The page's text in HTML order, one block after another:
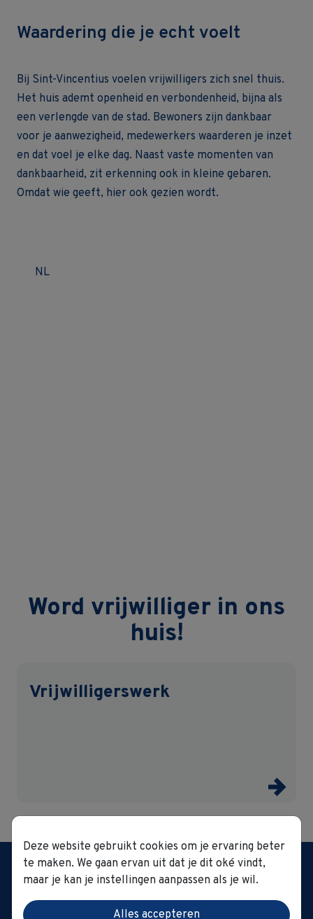
Waardering die je echt voelt
Bij Sint-Vincentius voelen vrijwilligers zich snel thuis.
Het huis ademt openheid en verbondenheid, bijna als
een verlengde van de stad. Bewoners zijn dankbaar
voor je aanwezigheid, medewerkers waarderen je inzet
en dat voel je elke dag. Naast vaste momenten van
dankbaarheid, zit erkenning ook in kleine gebaren.
Omdat wie geeft, hier ook gezien wordt.
NL
Word vrijwilliger in ons
huis!
Vrijwilligerswerk
Woonzorggroep GVO
't Hoge 1 0022 | 8500
Kortrijk
Tel.:056 23 13 40|
Deze website gebruikt cookies om je ervaring beter
te maken. We gaan ervan uit dat je dit oké vindt,
maar je kan je instellingen aanpassen als je wil.
Alles accepteren